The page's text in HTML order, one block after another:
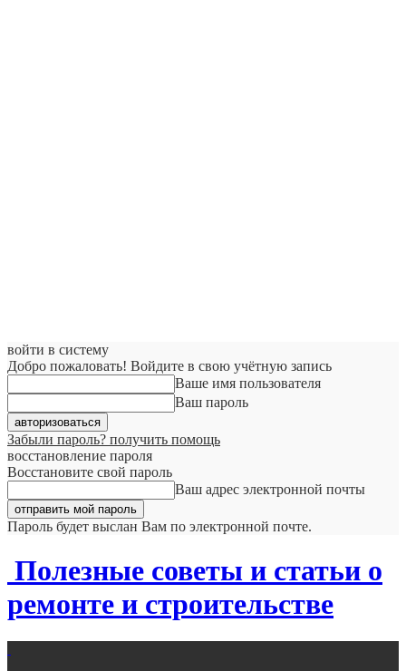
войти в систему
Добро пожаловать! Войдите в свою учётную запись
Ваше имя пользователя
Ваш пароль
Забыли пароль? получить помощь
восстановление пароля
Восстановите свой пароль
Ваш адрес электронной почты
Пароль будет выслан Вам по электронной почте.
Полезные советы и статьи о
ремонте и строительстве